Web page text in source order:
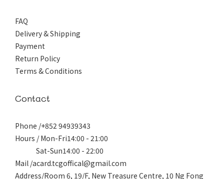
FAQ
Delivery & Shipping
Payment
Return Policy
Terms & Conditions
Contact
Phone /+852 94939343
Hours / Mon-Fri14:00 - 21:00
Sat-Sun14:00 - 22:00
Mail /acard.tcgoffical@gmail.com
Address/Room 6, 19/F, New Treasure Centre, 10 Ng Fong